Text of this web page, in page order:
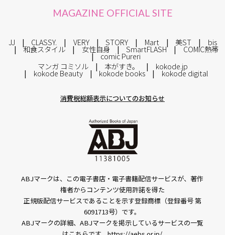
MAGAZINE OFFICIAL SITE
JJ CLASSY. VERY STORY Mart 美ST bis
和食スタイル 女性自身 SmartFLASH COMIC熱帯
comic Pureri
マンガ コミソル
本がすき。 kokode.jp
kokode Beauty kokode books kokode digital
消費税総額表示についてのお知らせ
ABJマークは、この電子書店・電子書籍配信サービスが、著作
権者からコンテンツ使用許諾を得た
正規版配信サービスであることを示す登録商標（登録番号 第
6091713号）です。
ABJマークの詳細、ABJマークを掲示しているサービスの一覧